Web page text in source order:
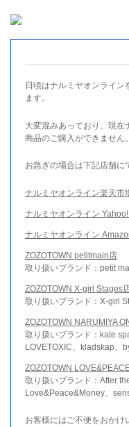
日頃はナルミヤオンライ
ます。
大変混みあっており、現在
商品のご購入ができません。
お急ぎの場合は下記店舗に
ナルミヤオンライン楽天市
ナルミヤオンライン
ナルミヤオンライン
ZOZOTOWN petitmain店
取り扱いブランド：petit
ZOZOTOWN X-girl Stages
取り扱いブランド：X-girl
ZOZOTOWN NARUMIYA
取り扱いブランド：kate
LOVETOXIC、kladskap、
ZOZOTOWN
取り扱いブランド：After
Love&Peace&Money、
お客様にはご不便をおかけ